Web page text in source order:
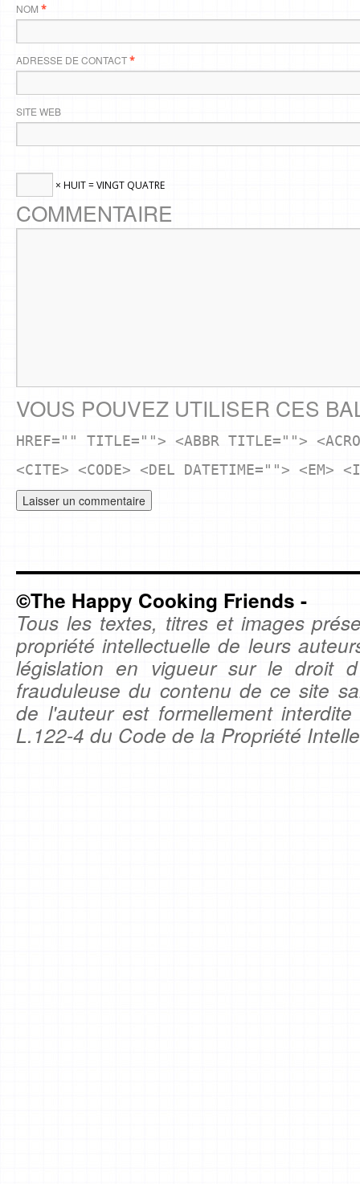
NOM *
ADRESSE DE CONTACT*
SITE WEB
× HUIT = VINGT QUATRE
COMMENTAIRE
VOUS POUVEZ UTILISER CES
HREF="" TITLE=""> <ABBR TITLE="">
<CITE> <CODE> <DEL DATETIME=""> <EM>
©The Happy Cooking Friends -
Tous les textes, titres et images
propriété intellectuelle de leurs
législation en vigueur sur le droit
frauduleuse du contenu de ce site
de l'auteur est formellement
L.122-4 du Code de la Propriété